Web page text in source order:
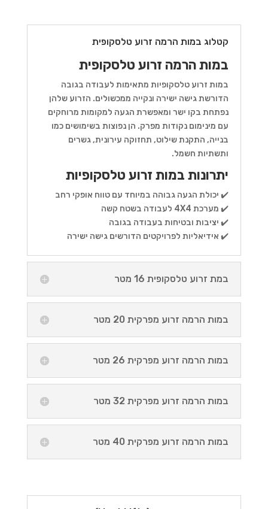
קטלוג במות הרמה זרוע טלסקופית
במות הרמה זרוע טלסקופית
במות זרוע טלסקופיות מתאימות לעבודה בגובה
הדורשת גישה ישירה ונקייה ממכשולים. הזרוע שלהן
נפתחת בקו ישר ומאפשרת הגעה למקומות מרוחקים
עם מינימום נקודות מפרק. הן נפוצות בשימושים כמו
בנייה, התקנת שילוט, תחזוקה עירונית, גשרים
ותשתיות חשמל.
יתרונות במות זרוע טלסקופיות
✔️ יכולת הגעה גבוהה במיוחד עם טווח אופקי רחב
✔️ מערכת 4X4 לעבודה בשטח קשה
✔️ יציבות ובטיחות בעבודה בגובה
✔️ אידיאליות לפרויקטים הדורשים גישה ישירה
במת זרוע טלסקופית 16 מטר
במות הרמה זרוע מפרקית 20 מטר
במות הרמה זרוע מפרקית 26 מטר
במות הרמה זרוע מפרקית 32 מטר
במות הרמה זרוע מפרקית 40 מטר